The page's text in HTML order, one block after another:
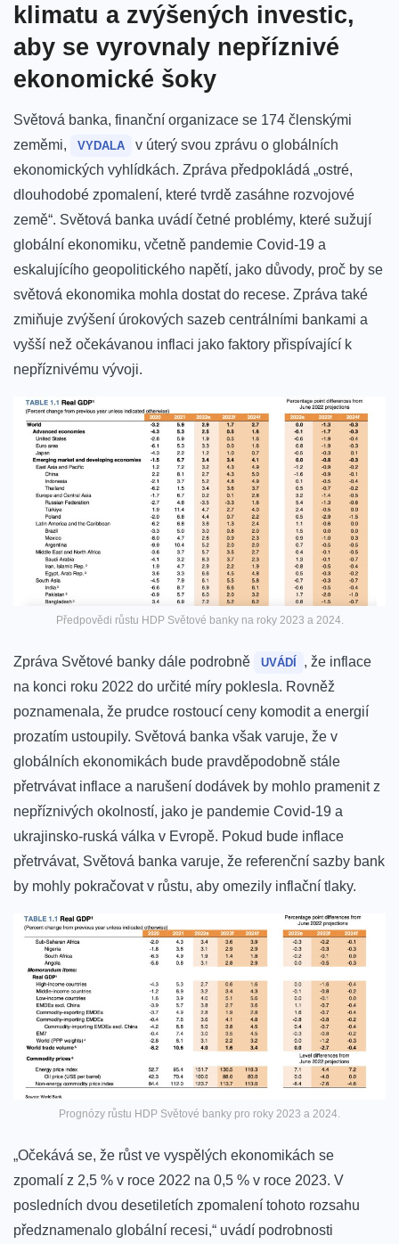
klimatu a zvýšených investic,
aby se vyrovnaly nepříznivé
ekonomické šoky
Světová banka, finanční organizace se 174 členskými
zeměmi,
VYDALA
v úterý svou zprávu o globálních
ekonomických vyhlídkách. Zpráva předpokládá „ostré,
dlouhodobé zpomalení, které tvrdě zasáhne rozvojové
země“. Světová banka uvádí četné problémy, které sužují
globální ekonomiku, včetně pandemie Covid-19 a
eskalujícího geopolitického napětí, jako důvody, proč by se
světová ekonomika mohla dostat do recese. Zpráva také
zmiňuje zvýšení úrokových sazeb centrálními bankami a
vyšší než očekávanou inflaci jako faktory přispívající k
nepříznivému vývoji.
Předpovědi růstu HDP Světové banky na roky 2023 a 2024.
Zpráva Světové banky dále podrobně UVÁDÍ
, že inflace
na konci roku 2022 do určité míry poklesla. Rovněž
poznamenala, že prudce rostoucí ceny komodit a energií
prozatím ustoupily. Světová banka však varuje, že v
globálních ekonomikách bude pravděpodobně stále
přetrvávat inflace a narušení dodávek by mohlo pramenit z
nepříznivých okolností, jako je pandemie Covid-19 a
ukrajinsko-ruská válka v Evropě. Pokud bude inflace
přetrvávat, Světová banka varuje, že referenční sazby bank
by mohly pokračovat v růstu, aby omezily inflační tlaky.
Prognózy růstu HDP Světové banky pro roky 2023 a 2024.
„Očekává se, že růst ve vyspělých ekonomikách se
zpomalí z 2,5 % v roce 2022 na 0,5 % v roce 2023. V
posledních dvou desetiletích zpomalení tohoto rozsahu
předznamenalo globální recesi,“ uvádí podrobnosti